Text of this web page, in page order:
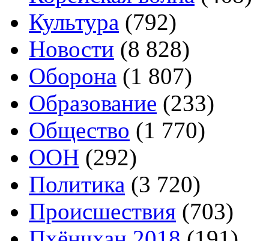
Культура (792)
Новости (8 828)
Оборона (1 807)
Образование (233)
Общество (1 770)
ООН (292)
Политика (3 720)
Происшествия (703)